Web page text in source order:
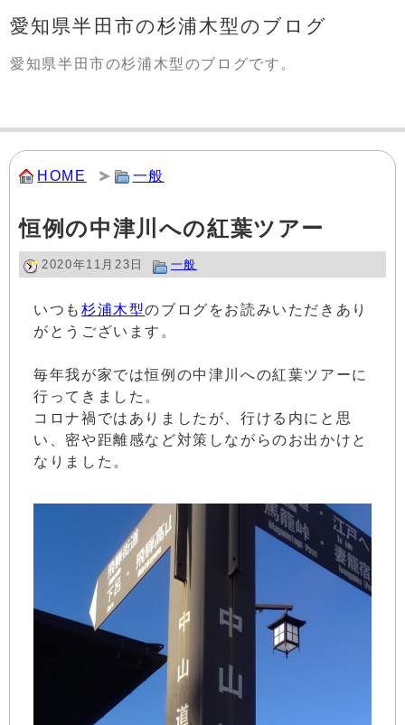
愛知県半田市の杉浦木型のブログ
愛知県半田市の杉浦木型のブログです。
HOME 一般
恒例の中津川への紅葉ツアー
2020年11月23日 一般
いつも杉浦木型のブログをお読みいただきあり
がとうございます。
毎年我が家では恒例の中津川への紅葉ツアーに
行ってきました。
コロナ禍ではありましたが、行ける内にと思
い、密や距離感など対策しながらのお出かけと
なりました。